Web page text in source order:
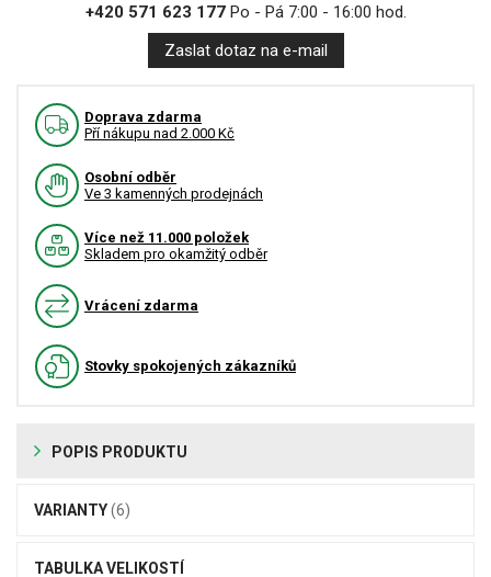
+420 571 623 177Po - Pá 7:00 - 16:00 hod.
Zaslat dotaz na e-mail
Doprava zdarma
Pří nákupu nad 2.000 Kč
Osobní odběr
Ve 3 kamenných prodejnách
Více než 11.000 položek
Skladem pro okamžitý odběr
Vrácení zdarma
Stovky spokojených zákazníků
POPIS PRODUKTU
VARIANTY(6)
TABULKA VELIKOSTÍ